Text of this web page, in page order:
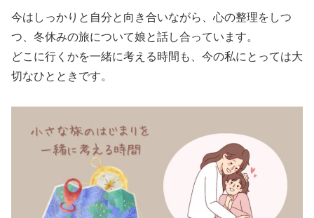
今はしっかりと自分と向き合いながら、心の整理をしつ
つ、冬休みの旅について娘と話し合っています。
どこに行くかを一緒に考える時間も、今の私にとっては大
切なひとときです。